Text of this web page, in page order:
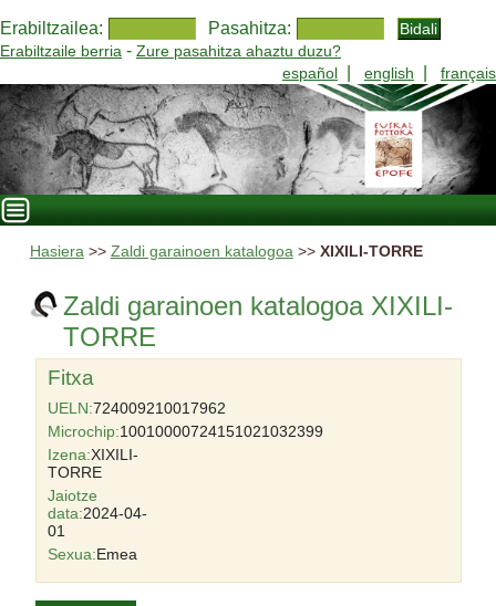
Erabiltzailea: Pasahitza:
Erabiltzaile berria - Zure pasahitza ahaztu duzu?
español
english français
Hasiera>> Zaldi garainoen katalogoa>> XIXILI-TORRE
Zaldi garainoen katalogoa XIXILI-
TORRE
Fitxa
UELN:724009210017962
Microchip:10010000724151021032399
Izena:XIXILI-
TORRE
Jaiotze
data:2024-04-
01
Sexua:Emea